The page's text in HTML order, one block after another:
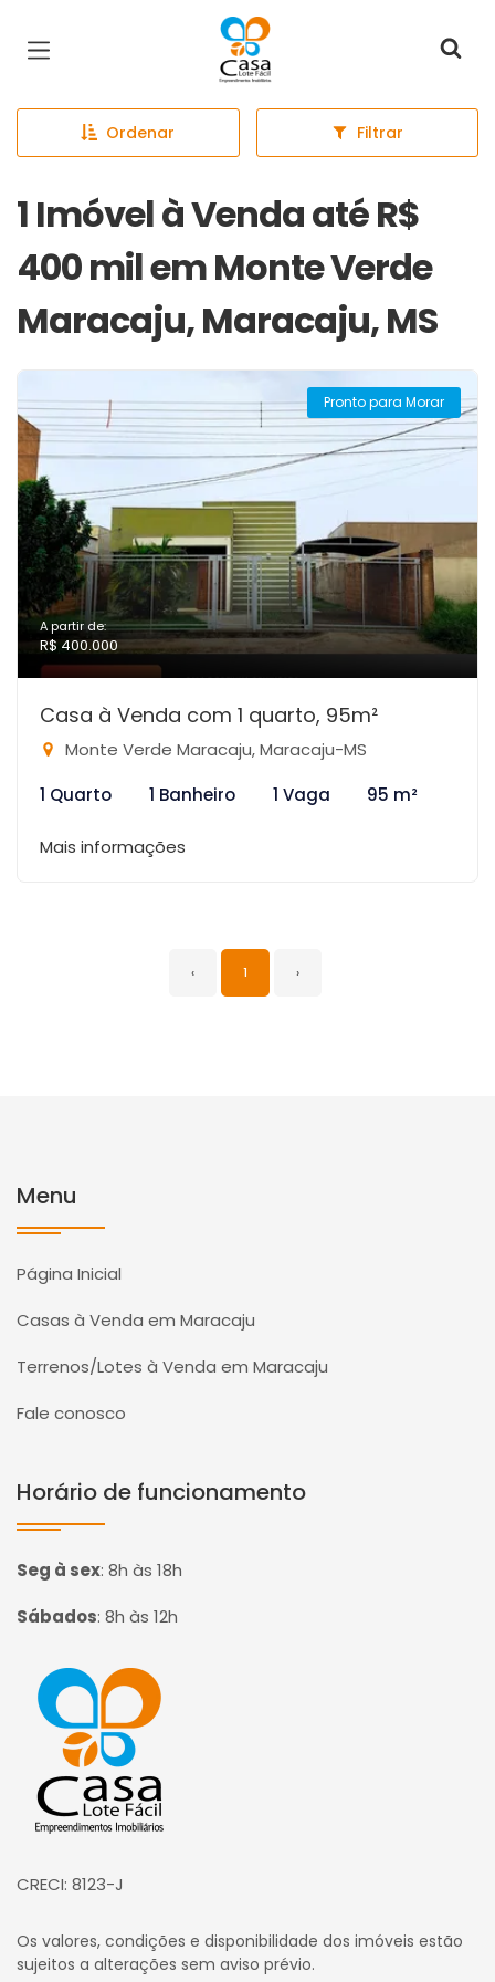
Página inicial
Ordenar Filtrar
1 Imóvel à Venda até R$
400 mil em Monte Verde
Maracaju, Maracaju, MS
Pronto para Morar
A partir de:
R$ 400.000
Casa à Venda com 1 quarto, 95m²
Monte Verde Maracaju, Maracaju-MS
1 Quarto
1 Banheiro 1 Vaga 95 m²
Mais informações
‹ 1 ›
Menu
Página Inicial
Casas à Venda em Maracaju
Terrenos/Lotes à Venda em Maracaju
Fale conosco
Horário de funcionamento
Seg à sex: 8h às 18h
Sábados: 8h às 12h
Página inicial
CRECI: 8123-J
Os valores, condições e disponibilidade dos imóveis estão
sujeitos a alterações sem aviso prévio.